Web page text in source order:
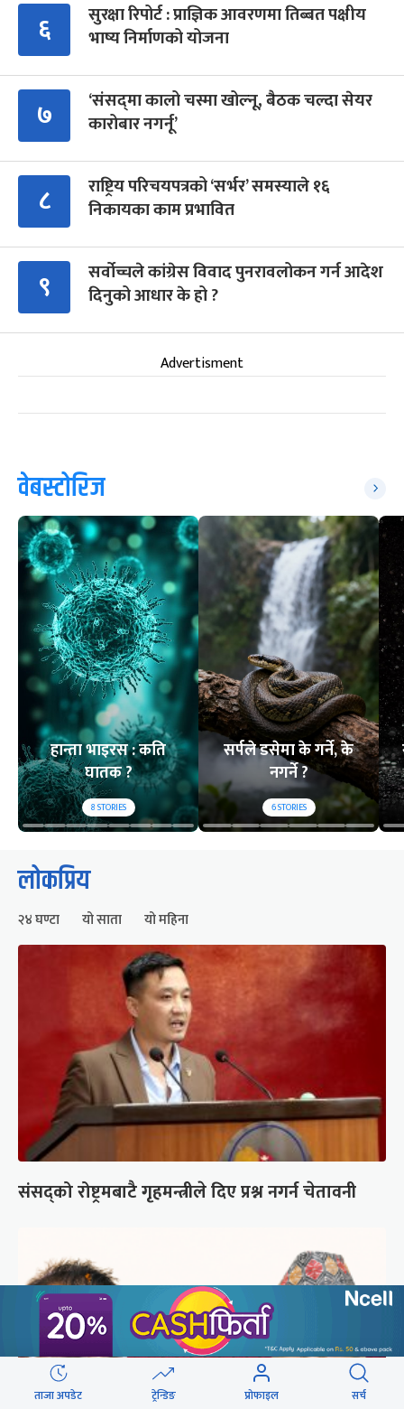
६
सुरक्षा रिपोर्ट : प्राज्ञिक आवरणमा तिब्बत पक्षीय
भाष्य निर्माणको योजना
७
‘संसद्‍मा कालो चस्मा खोल्नू, बैठक चल्दा सेयर
कारोबार नगर्नू’
८
राष्ट्रिय परिचयपत्रको ‘सर्भर’ समस्याले १६
निकायका काम प्रभावित
९
सर्वोच्चले कांग्रेस विवाद पुनरावलोकन गर्न आदेश
दिनुको आधार के हो ?
Advertisment
वेबस्टोरिज
हान्ता भाइरस : कति
घातक ?
8STORIES
सर्पले डसेमा के गर्ने, के
नगर्ने ?
6STORIES
लोकप्रिय
२४ घण्टा यो साता यो महिना
संसद्को रोष्ट्रमबाटै गृहमन्त्रीले दिए प्रश्न नगर्न चेतावनी
ताजा अपडेट ट्रेन्डिङ प्रोफाइल सर्च